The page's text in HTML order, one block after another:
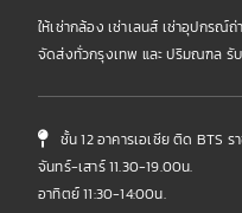
ให้เช่ากล้อง เช่าเลนส์ เช่าอุปกร
จัดส่งทั่วกรุงเทพ และ ปริมณฑล รั
ชั้น 12 อาคารเอเชีย ติด BTS ร
จันทร์-เสาร์ 11.30-19.00น.
อาทิตย์ 11:30-14:00น.